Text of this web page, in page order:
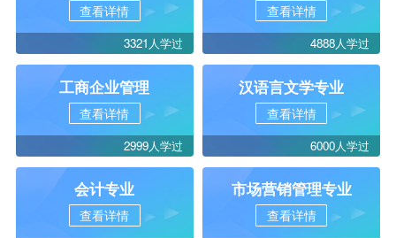
查看详情
3321人学过
查看详情
4888人学过
工商企业管理
查看详情
2999人学过
汉语言文学专业
查看详情
6000人学过
会计专业
查看详情
市场营销管理专业
查看详情